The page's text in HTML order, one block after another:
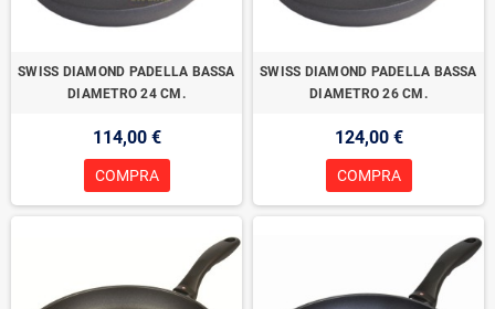
SWISS DIAMOND PADELLA BASSA
DIAMETRO 24 CM.
114,00 €
COMPRA
SWISS DIAMOND PADELLA BASSA
DIAMETRO 26 CM.
124,00 €
COMPRA